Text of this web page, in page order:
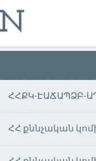
ՀՀՔԿ-ԷԱՃԱՊՁԲ-
ՀՀ քննչական